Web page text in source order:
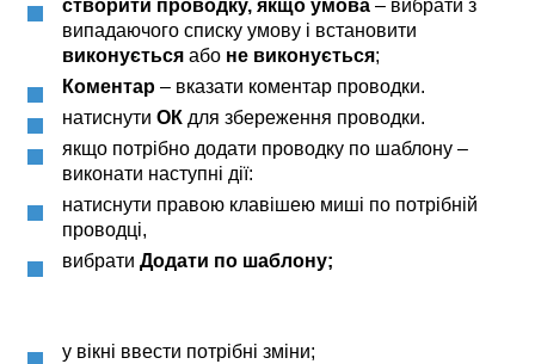
створити проводку, якщо умова – вибрати з
випадаючого списку умову і встановити
виконуєтьсяабо не виконується;
Коментар– вказати коментар проводки.
натиснутиОК для збереження проводки.
якщо потрібно додати проводку по шаблону –
виконати наступні дії:
натиснути правою клавішею миші по потрібній
проводці,
вибратиДодати по шаблону;
у вікні ввести потрібні зміни;